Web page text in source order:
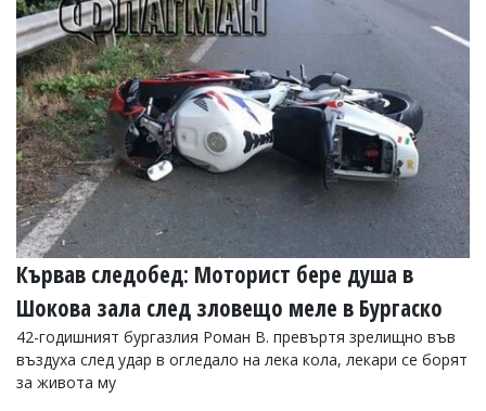
УКРАЙНА
СПОРТ
РАЗСЛЕДВАНЕ
БИЗНЕС
ЮГ
Управители:
Веселин
Василев,
email:
v.vasilev@flagman.bg
Касабова,
еmail:k.kassabova@flagman.bg
Главен
редактор:
Кървав следобед: Моторист бере душа в
Шокова зала след зловещо меле в Бургаско
42-годишният бургазлия Роман В. превъртя зрелищно във
въздуха след удар в огледало на лека кола, лекари се борят
за живота му